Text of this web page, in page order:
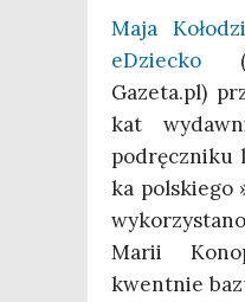
Maja
eDziec­ko
Gazeta.pl)
kat
pod­ręcz­ni­ku
ka pol­skie­go
Marii
kwent­nie